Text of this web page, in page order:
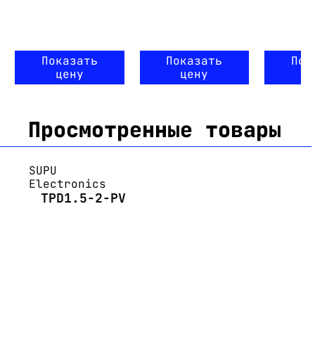
Показать
цену
Показать
цену
Просмотренные товары
SUPU
Electronics
TPD1.5-2-PV